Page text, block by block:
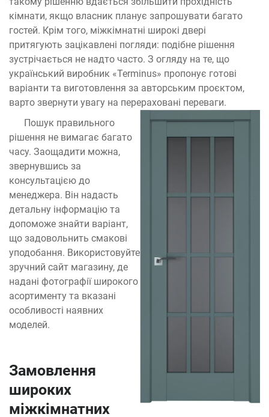
кімнати, якщо власник планує запрошувати багато
гостей. Крім того, міжкімнатні широкі двері
притягують зацікавлені погляди: подібне рішення
зустрічається не надто часто. З огляду на те, що
український виробник «Terminus» пропонує готові
варіанти та виготовлення за авторським проєктом,
варто звернути увагу на перераховані переваги.
Пошук правильного
рішення не вимагає багато
часу. Заощадити можна,
звернувшись за
консультацією до
менеджера. Він надасть
детальну інформацію та
допоможе знайти варіант,
що задовольнить смакові
уподобання. Використовуйте
зручний сайт магазину, де
надані фотографії широкого
асортименту та вказані
особливості наявних
моделей.
Замовлення
широких
міжкімнатних